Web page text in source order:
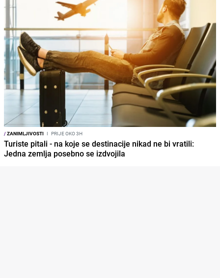
/ZANIMLJIVOSTI I PRIJE OKO 3H
Turiste pitali - na koje se destinacije nikad ne bi vratili:
Jedna zemlja posebno se izdvojila